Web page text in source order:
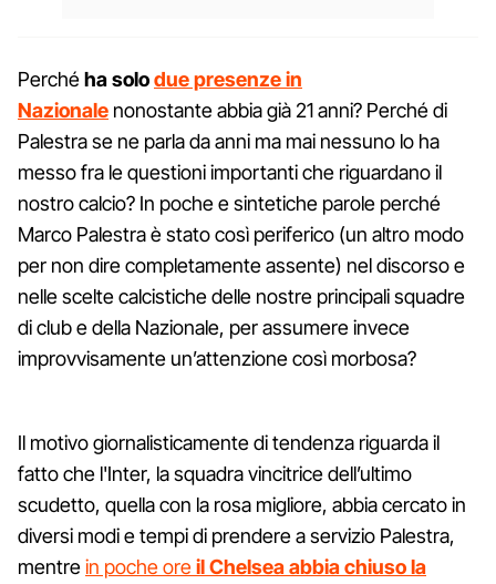
Perchéha solodue presenze in
Nazionale nonostante abbia già 21 anni? Perché di
Palestra se ne parla da anni ma mai nessuno lo ha
messo fra le questioni importanti che riguardano il
nostro calcio? In poche e sintetiche parole perché
Marco Palestra è stato così periferico (un altro modo
per non dire completamente assente) nel discorso e
nelle scelte calcistiche delle nostre principali squadre
di club e della Nazionale, per assumere invece
improvvisamente un’attenzione così morbosa?
Il motivo giornalisticamente di tendenza riguarda il
fatto che l'Inter, la squadra vincitrice dell’ultimo
scudetto, quella con la rosa migliore, abbia cercato in
diversi modi e tempi di prendere a servizio Palestra,
mentrein poche oreil Chelsea abbia chiuso la